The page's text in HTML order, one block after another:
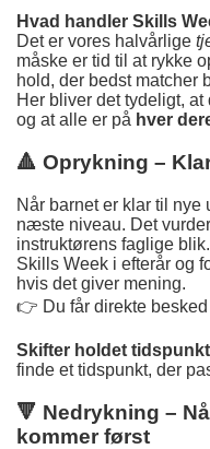
Hvad handler Skills
Det er vores halvårlige
måske er tid til at rykke
hold, der bedst matcher
Her bliver det tydeligt, at
og at alle er på hver
🔺 Oprykning –
Når barnet er klar til nye
næste niveau. Det
instruktørens faglige
Skills Week i efterår og
hvis det giver mening.
👉 Du får direkte
Skifter holdet
finde et tidspunkt, der
🔻 Nedrykning –
kommer først